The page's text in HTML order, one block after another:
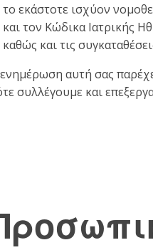
το εκάστοτε ισχύον
και τον Κώδικα Ιατρικής
καθώς και τις
αυτή σας
συλλέγουμε και